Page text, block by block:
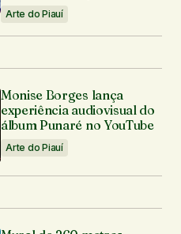
Arte do Piauí
Monise Borges lança
experiência audiovisual do
álbum Punaré no YouTube
Arte do Piauí